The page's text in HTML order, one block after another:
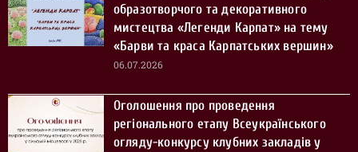
образотворчого та декоративного
мистецтва «Легенди Карпат» на тему
«Барви та краса Карпатських вершин»
06.07.2026
Оголошення про проведення
регіонального етапу Всеукраїнського
огляду-конкурсу клубних закладів у